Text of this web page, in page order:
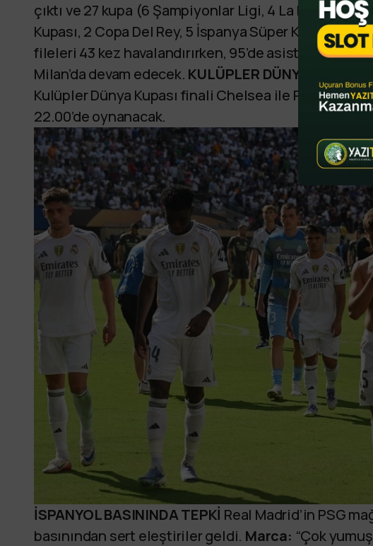
çıktı ve 27 kupa (6 Şampiyonlar Ligi, 4 La Liga, 5
Kupası, 2 Copa Del Rey, 5 İspanya Süper Kupa)
fileleri 43 kez havalandırırken, 95’de asist katkısı
Milan’da devam edecek. KULÜPLER DÜNYA
Kulüpler Dünya Kupası finali Chelsea ile PSG
22.00’de oynanacak.
İSPANYOL BASININDA TEPKİ Real Madrid’in PSG
basınından sert eleştiriler geldi. Marca: “Çok